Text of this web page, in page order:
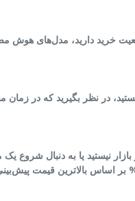
خرید دارید، مدل‌های هوش
در نظر بگیرید که در
نیستید یا به دنبال شروع